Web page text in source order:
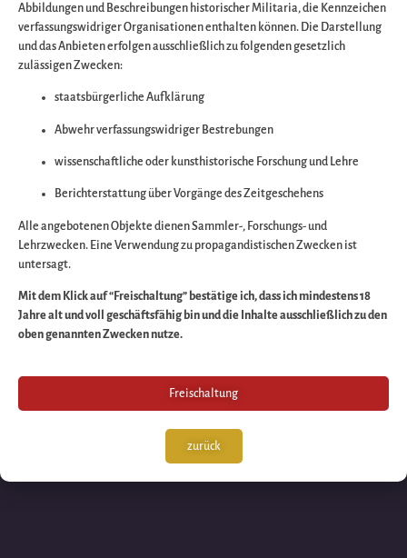
Entschuldigen Sie
bitte die
Wir arbeiten an
großartigen Sache
schauen Sie bald
wieder vorbei!
Abbildungen und Beschreibungen historischer Militaria, die Kennzeichen
verfassungswidriger Organisationen enthalten können. Die Darstellung
und das Anbieten erfolgen ausschließlich zu folgenden gesetzlich
zulässigen Zwecken:
staatsbürgerliche Aufklärung
Abwehr verfassungswidriger Bestrebungen
wissenschaftliche oder kunsthistorische Forschung und Lehre
Berichterstattung über Vorgänge des Zeitgeschehens
Alle angebotenen Objekte dienen Sammler-, Forschungs- und
Lehrzwecken. Eine Verwendung zu propagandistischen Zwecken ist
untersagt.
Mit dem Klick auf “Freischaltung” bestätige ich, dass ich mindestens 18
Jahre alt und voll geschäftsfähig bin und die Inhalte ausschließlich zu den
oben genannten Zwecken nutze.
Freischaltung
zurück